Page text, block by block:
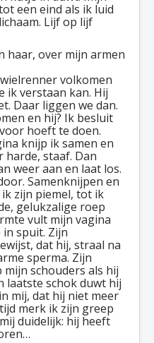
een eind als ik luid
Lijf op lijf
haar, over mijn armen
wielrenner volkomen
ik verstaan kan. Hij
Daar liggen we dan.
en hij? Ik besluit
hoeft te doen.
knijp ik samen en
harde, staaf. Dan
weer aan en laat los.
Samenknijpen en
zijn piemel, tot ik
gelukzalige roep
vult mijn vagina
spuit. Zijn
dat hij, straal na
sperma. Zijn
schouders als hij
laatste schok duwt hij
mij, dat hij niet meer
merk ik zijn greep
duidelijk: hij heeft